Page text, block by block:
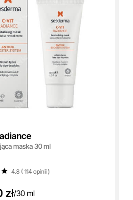
maska 30 ml
4.8 ( 114opinii)
zł/30 ml